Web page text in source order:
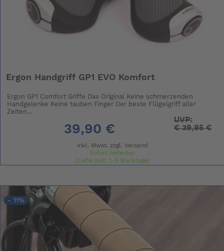
Ergon Handgriff GP1 EVO Komfort
Ergon GP1 Comfort Griffe Das Original Keine schmerzenden
Handgelenke Keine tauben Finger Der beste Flügelgriff aller
Zeiten...
39,90 €
UVP:
€39,95 €
inkl. Mwst. zzgl. Versand
Sofort lieferbar
(Lieferzeit: 1-3 Werktage)
- 11%